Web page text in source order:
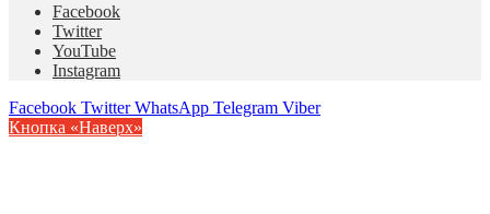
Facebook
Twitter
YouTube
Instagram
Facebook Twitter WhatsApp Telegram Viber
Кнопка «Наверх»